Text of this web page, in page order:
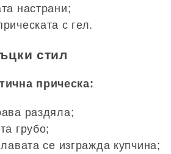
настрани;
с гел.
стил
прическа:
раздяла;
грубо;
се изгражда купчина;